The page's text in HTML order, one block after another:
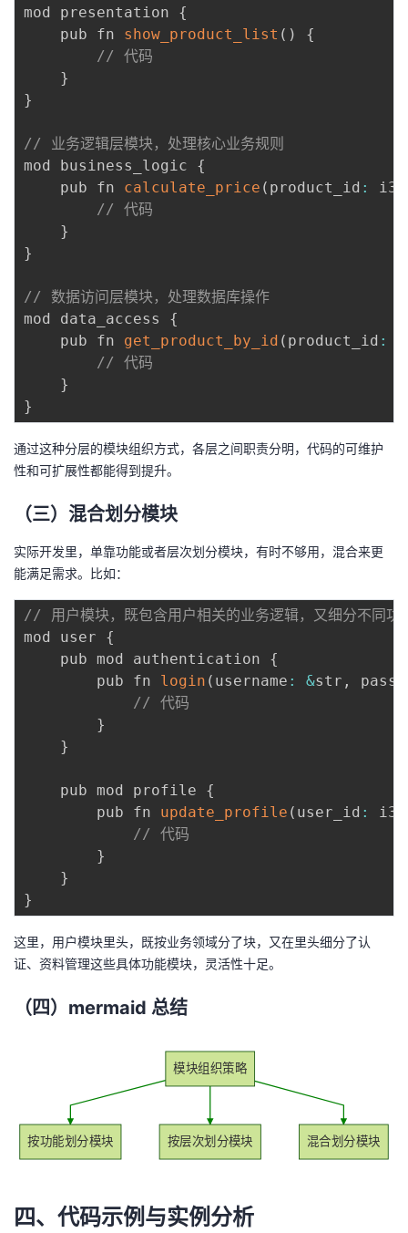
mod presentation {
    pub fn
show_product_list ( )
{
// 代码
}
}
// 业务逻辑层模块，处理核心业务规则
mod business_logic {
    pub fn
calculate_price ( product_id : i32
// 代码
}
}
// 数据访问层模块，处理数据库操作
mod data_access {
    pub fn
get_product_by_id ( product_id :
// 代码
}
}
通过这种分层的模块组织方式，各层之间职责分明，代码的可维护
性和可扩展性都能得到提升。
（三）混合划分模块
实际开发里，单靠功能或者层次划分模块，有时不够用，混合来更
能满足需求。比如：
// 用户模块，既包含用户相关的业务逻辑，又细分不同功
mod user {
    pub mod authentication
{
        pub fn
login ( username : &str ,
// 代码
}
}
    pub mod profile
{
        pub fn
update_profile ( user_id : i32
// 代码
}
}
}
这里，用户模块里头，既按业务领域分了块，又在里头细分了认
证、资料管理这些具体功能模块，灵活性十足。
（四）mermaid 总结
模块组织策略
按功能划分模块 按层次划分模块 混合划分模块
四、代码示例与实例分析